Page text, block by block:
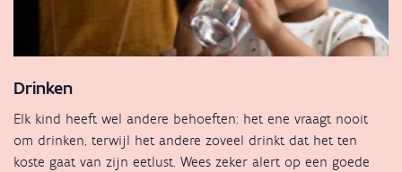
Drinken
Elk kind heeft wel andere behoeften: het ene vraagt nooit
om drinken, terwijl het andere zoveel drinkt dat het ten
koste gaat van zijn eetlust. Wees zeker alert op een goede